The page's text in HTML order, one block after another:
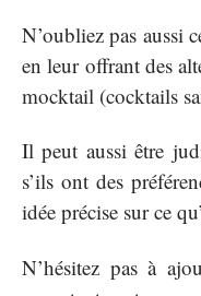
N’oubliez pas aussi
en leur offrant des
mocktail (cocktails
Il peut aussi être
s’ils ont des
idée précise sur ce
N’hésitez pas à